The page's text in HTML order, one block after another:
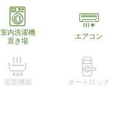
室内洗濯機
置き場
エアコン
追焚機能 オートロック